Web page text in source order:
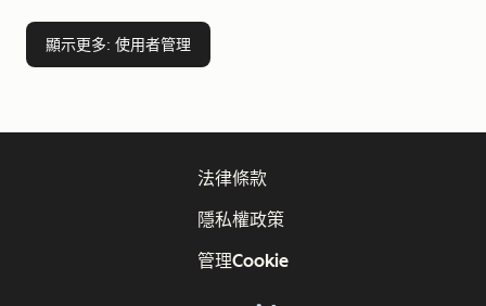
顯示更多: 使用者管理
法律條款
隱私權政策
管理Cookie